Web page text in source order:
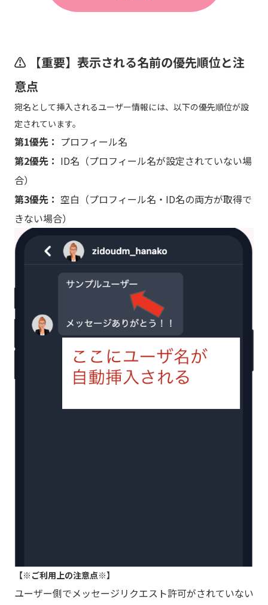
⚠️ 【重要】表示される名前の優先順位と注
意点
宛名として挿入されるユーザー情報には、以下の優先順位が設
定されています。
第1優先： プロフィール名
第2優先： ID名（プロフィール名が設定されていない場
合）
第3優先： 空白（プロフィール名・ID名の両方が取得で
きない場合）
【※ご利用上の注意点※】
ユーザー側でメッセージリクエスト許可がされていない